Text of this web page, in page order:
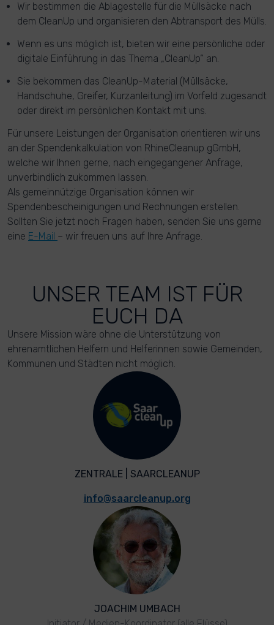
Wir bestimmen die Ablagestelle für die Müllsäcke nach
dem CleanUp und organisieren den Abtransport des Mülls.
Wenn es uns möglich ist, bieten wir eine persönliche oder
digitale Einführung in das Thema „CleanUp“ an.
Sie bekommen das CleanUp-Material (Müllsäcke,
Handschuhe, Greifer, Kurzanleitung) im Vorfeld zugesandt
oder direkt im persönlichen Kontakt mit uns.
Für unsere Leistungen der Organisation orientieren wir uns
an der Spendenkalkulation von RhineCleanup gGmbH,
welche wir Ihnen gerne, nach eingegangener Anfrage,
unverbindlich zukommen lassen.
Als gemeinnützige Organisation können wir
Spendenbescheinigungen und Rechnungen erstellen.
Sollten Sie jetzt noch Fragen haben, senden Sie uns gerne
eine E-Mail – wir freuen uns auf Ihre Anfrage.
UNSER TEAM IST FÜR
EUCH DA
Unsere Mission wäre ohne die Unterstützung von
ehrenamtlichen Helfern und Helferinnen sowie Gemeinden,
Kommunen und Städten nicht möglich.
ZENTRALE | SAARCLEANUP
info@saarcleanup.org
JOACHIM UMBACH